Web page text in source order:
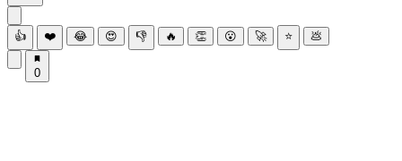
👍 ❤️ 😂 😍 👎 🔥 👏 😮 🚀 ⭐ 💩
0